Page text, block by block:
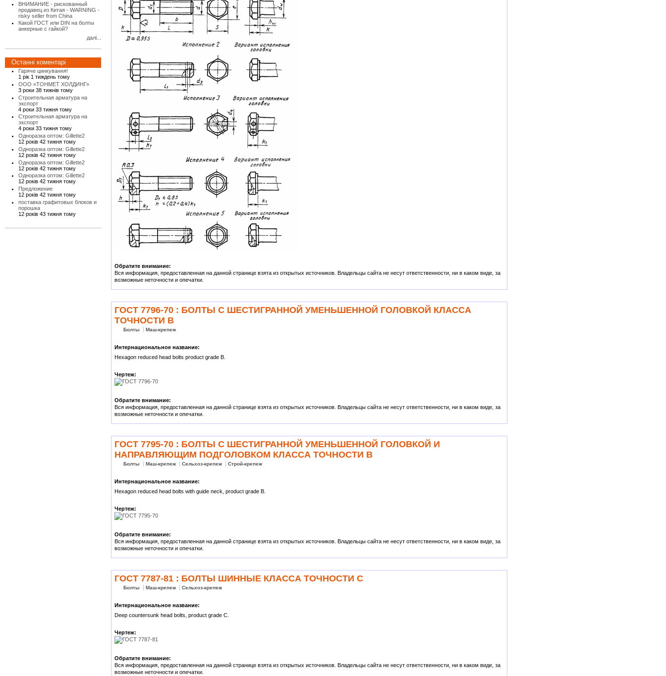
ВНИМАНИЕ - рискованный
продавец из Китая - WARNING -
risky seller from China
Какой ГОСТ или DIN на болты
анкерные с гайкой?
далі...
Останні коментарі
Гаряче цинкування!
1 рік 1 тиждень тому
ООО «ТОНМЕТ ХОЛДИНГ»
3 роки 38 тижнів тому
Строительная арматура на
экспорт
4 роки 33 тижня тому
Строительная арматура на
экспорт
4 роки 33 тижня тому
Одноразка оптом: Gillette2
12 років 42 тижня тому
Одноразка оптом: Gillette2
12 років 42 тижня тому
Одноразка оптом: Gillette2
12 років 42 тижня тому
Одноразка оптом: Gillette2
12 років 42 тижня тому
Предложение
12 років 42 тижня тому
поставка графитовых блоков и
порошка
12 років 43 тижня тому
Обратите внимание:
Вся информация, предоставленная на данной странице взята из открытых источников. Владельцы сайта не несут ответственности, ни в каком виде, за
возможные неточности и опечатки.
ГОСТ 7796-70 : БОЛТЫ С ШЕСТИГРАННОЙ УМЕНЬШЕННОЙ ГОЛОВКОЙ КЛАССА
ТОЧНОСТИ В
Болты Маш-крепеж
Интернациональное название:
Hexagon reduced head bolts product grade B.
Чертеж:
Обратите внимание:
Вся информация, предоставленная на данной странице взята из открытых источников. Владельцы сайта не несут ответственности, ни в каком виде, за
возможные неточности и опечатки.
ГОСТ 7795-70 : БОЛТЫ С ШЕСТИГРАННОЙ УМЕНЬШЕННОЙ ГОЛОВКОЙ И
НАПРАВЛЯЮЩИМ ПОДГОЛОВКОМ КЛАССА ТОЧНОСТИ В
Болты Маш-крепеж Сельхоз-крепеж Строй-крепеж
Интернациональное название:
Hexagon reduced head bolts with guide neck, product grade B.
Чертеж:
Обратите внимание:
Вся информация, предоставленная на данной странице взята из открытых источников. Владельцы сайта не несут ответственности, ни в каком виде, за
возможные неточности и опечатки.
ГОСТ 7787-81 : БОЛТЫ ШИННЫЕ КЛАССА ТОЧНОСТИ С
Болты Маш-крепеж Сельхоз-крепеж
Интернациональное название:
Deep countersunk head bolts, product grade C.
Чертеж:
Обратите внимание:
Вся информация, предоставленная на данной странице взята из открытых источников. Владельцы сайта не несут ответственности, ни в каком виде, за
возможные неточности и опечатки.